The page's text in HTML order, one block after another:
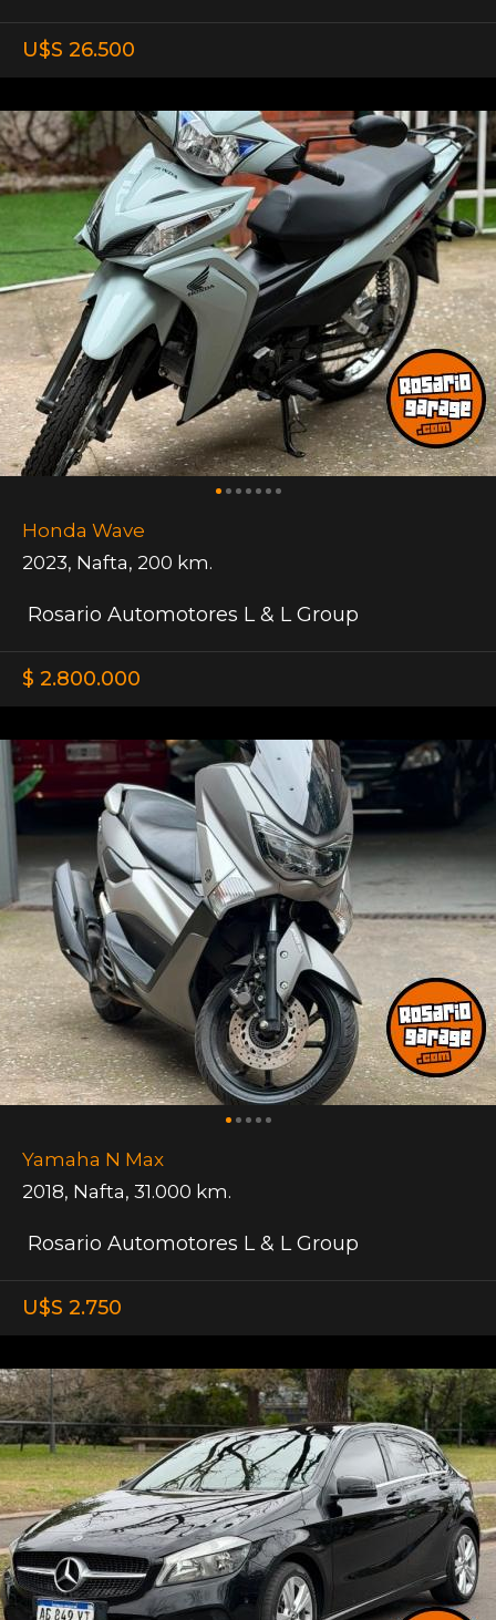
U$S 26.500
Honda Wave
2023, Nafta, 200 km.
Rosario Automotores L & L Group
$ 2.800.000
Yamaha N Max
2018, Nafta, 31.000 km.
Rosario Automotores L & L Group
U$S 2.750